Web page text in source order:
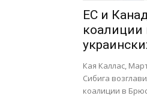
ЕС и
Кая Каллас,
Сибига
коалиции в